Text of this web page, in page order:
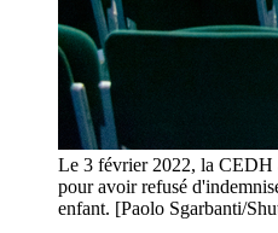
Le 3 février 2022, la CEDH
pour avoir refusé
enfant. [Paolo Sgarbanti/